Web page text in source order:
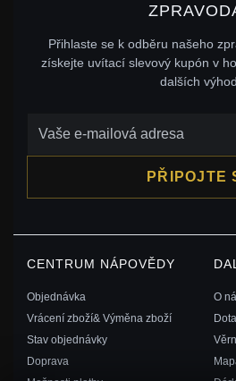
Přihlaste se k odběru našeho
získejte uvítací slevový kupón v
dalších
PŘIPOJTE
CENTRUM NÁPOVĚDY
Objednávka
Vrácení zboží& Výměna zboží
Stav objednávky
Doprava
O